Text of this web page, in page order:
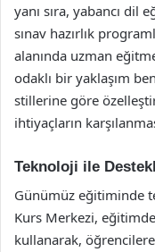
yanı sıra, yabancı
sınav hazırlık
alanında uzman
odaklı bir yaklaşım
stillerine göre
ihtiyaçların
Teknoloji ile
Günümüz eğitiminde
Kurs Merkezi,
kullanarak,